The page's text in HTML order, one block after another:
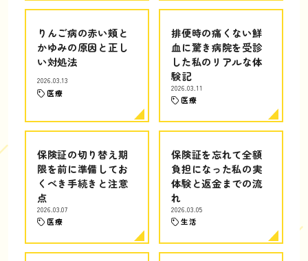
りんご病の赤い頬と
かゆみの原因と正し
い対処法
2026.03.13
医療
排便時の痛くない鮮
血に驚き病院を受診
した私のリアルな体
験記
2026.03.11
医療
保険証の切り替え期
限を前に準備してお
くべき手続きと注意
点
2026.03.07
医療
保険証を忘れて全額
負担になった私の実
体験と返金までの流
れ
2026.03.05
生活